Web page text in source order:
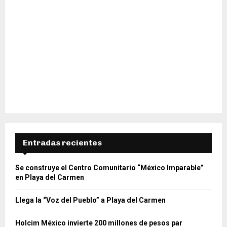
Entradas recientes
Se construye el Centro Comunitario “México Imparable”
en Playa del Carmen
Llega la “Voz del Pueblo” a Playa del Carmen
Holcim México invierte 200 millones de pesos par